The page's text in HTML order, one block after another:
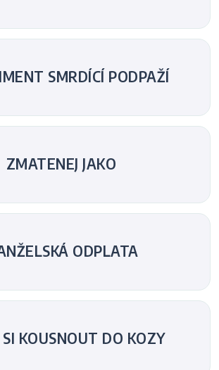
SMRDÍCÍ PODPAŽÍ
ZMATENEJ JAKO
ODPLATA
KOUSNOUT DO KOZY